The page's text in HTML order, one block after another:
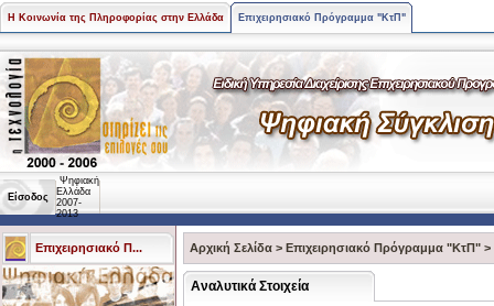
Η Κοινωνία της Πληροφορίας στην Ελλάδα Επιχειρησιακό Πρόγραμμα "ΚτΠ"
Είσοδος
Ψηφιακή
Ελλάδα
2007-
2013
Επιχειρησιακό Π... Αρχική Σελίδα > Επιχειρησιακό Πρόγραμμα "ΚτΠ" >
Aναλυτικά Στοιχεία